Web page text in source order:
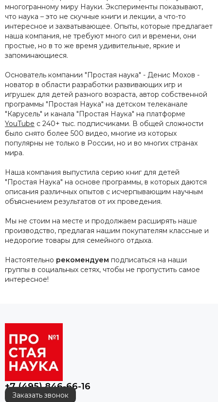
многогранному миру Науки. Эксперименты показывают,
что наука – это не скучные книги и лекции, а что-то
интересное и захватывающее. Опыты, которые предлагает
наша компания, не требуют много сил и времени, они
простые, но в то же время удивительные, яркие и
запоминающиеся.
Основатель компании "Простая наука" - Денис Мохов -
новатор в области разработки развивающих игр и
игрушек для детей разного возраста, автор собственной
программы "Простая Наука" на детском телеканале
"Карусель" и канала "Простая Наука" на платформе
YouTube c 240+ тыс. подписчиками. В общей сложности
было снято более 500 видео, многие из которых
популярны не только в России, но и во многих странах
мира.
Наша компания выпустила серию книг для детей
"Простая Наука" на основе программы, в которых даются
описания различных опытов с исчерпывающим научным
объяснением результатов от их проведения.
Мы не стоим на месте и продолжаем расширять наше
производство, предлагая нашим покупателям классные и
недорогие товары для семейного отдыха.
Настоятельно рекомендуем подписаться на наши
группы в социальных сетях, чтобы не пропустить самое
интересное!
+7 (495) 846-66-16
Заказать звонок